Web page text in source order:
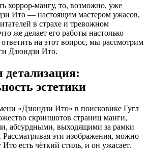
хоррор-мангу, то, возможно, уже
Ито — настоящим мастером ужасов,
в страхе и тревожном
же делает его работы настолько
на этот вопрос, мы рассмотрим
Дзюндзи Ито.
детализация:
эстетики
«Дзюндзи Ито» в поисковике Гугл
скриншотов страниц манги,
абсурдными, выходящими за рамки
эти изображения, можно
Ито есть чёткий стиль, и он ужасает.